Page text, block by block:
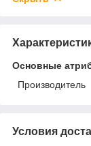
Основные
Производитель
Условия